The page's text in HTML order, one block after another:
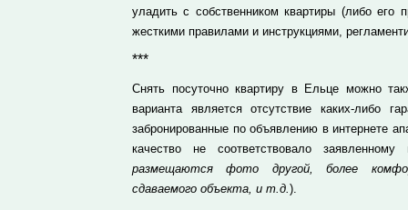
уладить с собственником квартиры (либо его
жесткими правилами и инструкциями,
***
Снять посуточно квартиру в Ельце можно
варианта является отсутствие каких-либо
забронированные по объявлению в интернете
качество не соответствовало
размещаются фото другой, более
сдаваемого объекта, и т.д.).